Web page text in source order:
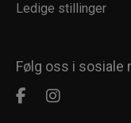
Ledige stillinger
Følg oss i sosiale